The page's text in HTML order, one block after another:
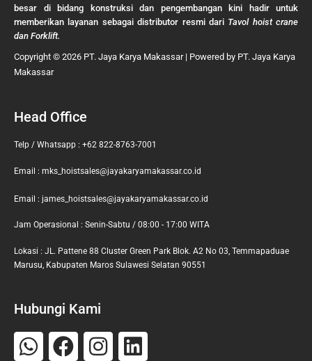
besar di bidang konstruksi dan pengembangan kini hadir untuk
memberikan layanan sebagai distributor resmi dari Tavol hoist crane
dan Forklift.
Copyright © 2026 PT. Jaya Karya Makassar | Powered by PT. Jaya Karya
Makassar
Head Office
Telp / Whatsapp : +62 822-8763-7001
Email : mks_hoistsales@jayakaryamakassar.co.id
Email : james_hoistsales@jayakaryamakassar.co.id
Jam Operasional : Senin-Sabtu / 08:00 - 17:00 WITA
Lokasi : JL. Pattene 88 Cluster Green Park Blok. A2 No 03, Temmapaduae
Marusu, Kabupaten Maros Sulawesi Selatan 90551
Hubungi Kami
Whatsapp
Facebook
Instagram
Linkedin